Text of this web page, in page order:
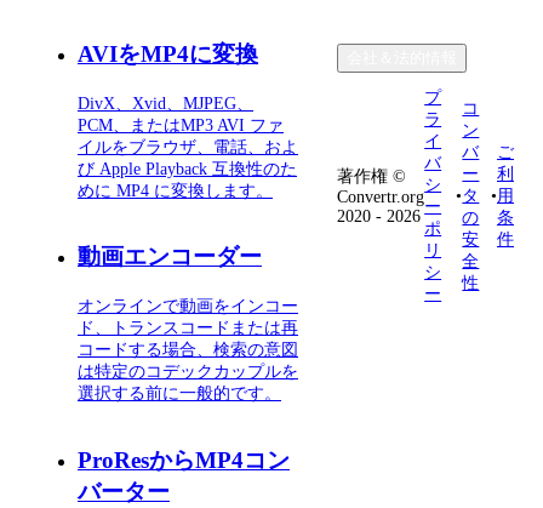
AVIをMP4に変換
DivX、Xvid、MJPEG、
PCM、またはMP3 AVI ファ
イルをブラウザ、電話、およ
び Apple Playback 互換性のた
めに MP4 に変換します。
動画エンコーダー
オンラインで動画をインコー
ド、トランスコードまたは再
コードする場合、検索の意図
は特定のコデックカップルを
選択する前に一般的です。
ProResからMP4コン
バーター
著作権 ©
Convertr.org
2020 - 2026
プ
ラ
イ
バ
シ
ー
ポ
リ
シ
ー
•
コ
ン
バ
ー
タ
の
安
全
性
•
ご
利
用
条
件